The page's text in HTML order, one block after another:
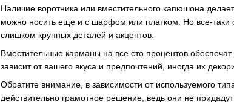
Наличие воротника или вместительного капюшона
можно носить еще и с шарфом или платком. Но все-таки
слишком крупных деталей и акцентов.
Вместительные карманы на все сто процентов
зависит от вашего вкуса и предпочтений, иногда их
Обратите внимание, в зависимости от используемого
действительно грамотное решение, ведь они не